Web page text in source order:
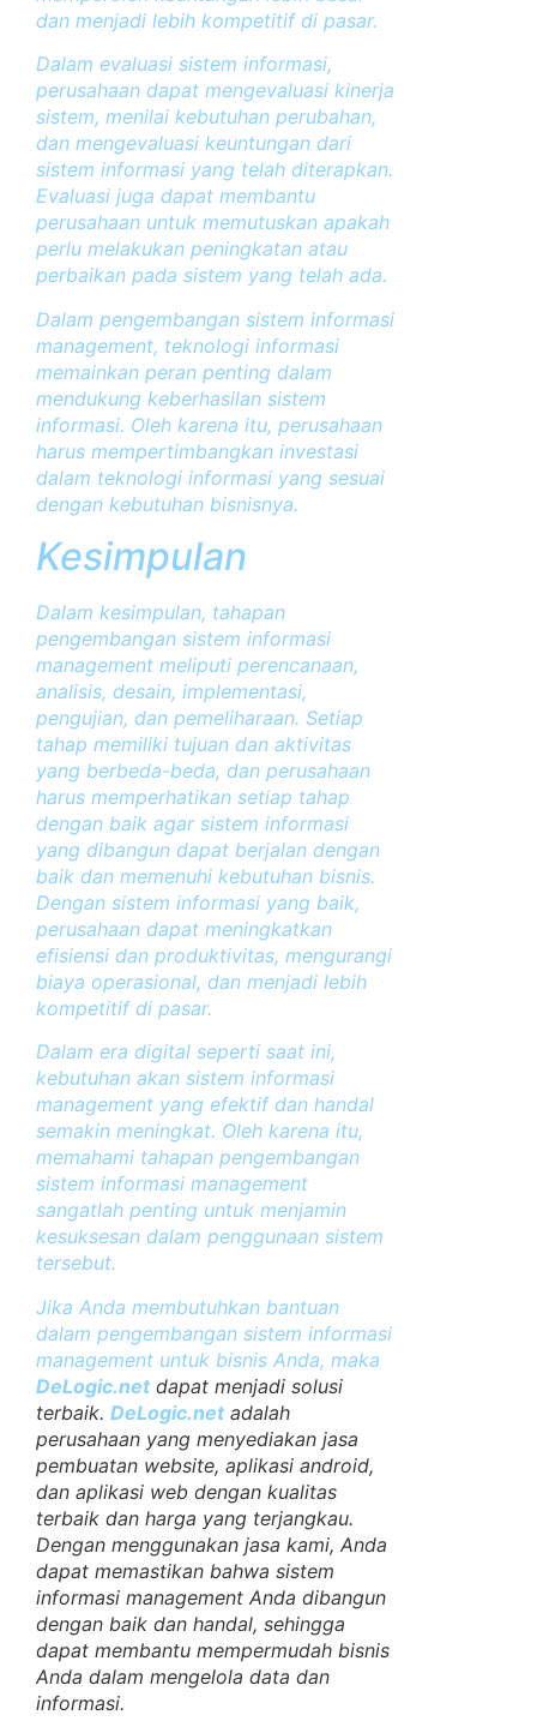
dan menjadi lebih kompetitif di pasar.
Dalam evaluasi sistem informasi,
perusahaan dapat mengevaluasi kinerja
sistem, menilai kebutuhan perubahan,
dan mengevaluasi keuntungan dari
sistem informasi yang telah diterapkan.
Evaluasi juga dapat membantu
perusahaan untuk memutuskan apakah
perlu melakukan peningkatan atau
perbaikan pada sistem yang telah ada.
Dalam pengembangan sistem informasi
management, teknologi informasi
memainkan peran penting dalam
mendukung keberhasilan sistem
informasi. Oleh karena itu, perusahaan
harus mempertimbangkan investasi
dalam teknologi informasi yang sesuai
dengan kebutuhan bisnisnya.
Kesimpulan
Dalam kesimpulan, tahapan
pengembangan sistem informasi
management meliputi perencanaan,
analisis, desain, implementasi,
pengujian, dan pemeliharaan. Setiap
tahap memiliki tujuan dan aktivitas
yang berbeda-beda, dan perusahaan
harus memperhatikan setiap tahap
dengan baik agar sistem informasi
yang dibangun dapat berjalan dengan
baik dan memenuhi kebutuhan bisnis.
Dengan sistem informasi yang baik,
perusahaan dapat meningkatkan
efisiensi dan produktivitas, mengurangi
biaya operasional, dan menjadi lebih
kompetitif di pasar.
Dalam era digital seperti saat ini,
kebutuhan akan sistem informasi
management yang efektif dan handal
semakin meningkat. Oleh karena itu,
memahami tahapan pengembangan
sistem informasi management
sangatlah penting untuk menjamin
kesuksesan dalam penggunaan sistem
tersebut.
Jika Anda membutuhkan bantuan
dalam pengembangan sistem informasi
management untuk bisnis Anda, maka
DeLogic.net dapat menjadi solusi
terbaik. DeLogic.net adalah
perusahaan yang menyediakan jasa
pembuatan website, aplikasi android,
dan aplikasi web dengan kualitas
terbaik dan harga yang terjangkau.
Dengan menggunakan jasa kami, Anda
dapat memastikan bahwa sistem
informasi management Anda dibangun
dengan baik dan handal, sehingga
dapat membantu mempermudah bisnis
Anda dalam mengelola data dan
informasi.